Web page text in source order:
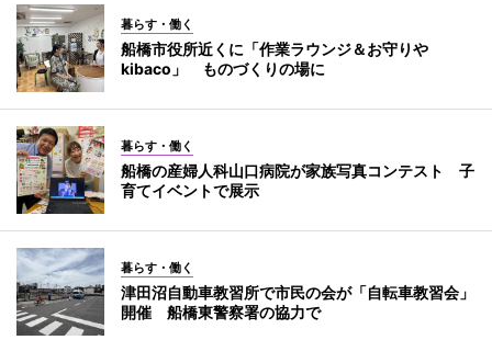
暮らす・働く
船橋市役所近くに「作業ラウンジ＆お守りや
kibaco」 ものづくりの場に
暮らす・働く
船橋の産婦人科山口病院が家族写真コンテスト 子
育てイベントで展示
暮らす・働く
津田沼自動車教習所で市民の会が「自転車教習会」
開催 船橋東警察署の協力で